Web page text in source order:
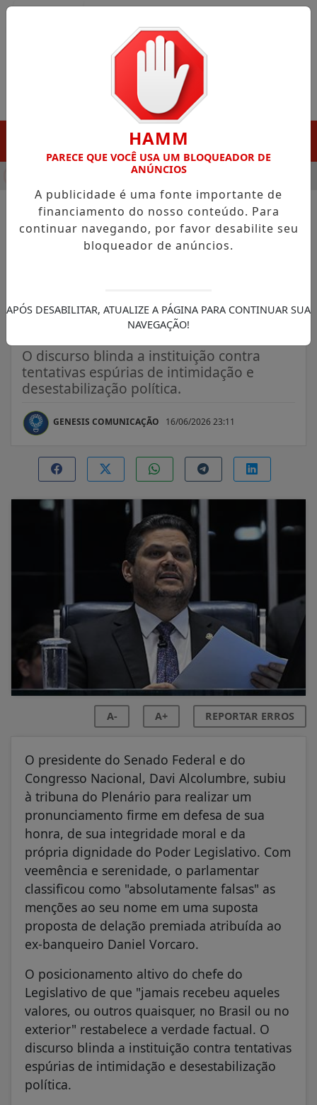
EM PORTO GRANDE COM ATUAÇÃO VOLTADA
NOTÍCIAS/SENADOR DAVI ALCOLUMBRE
Alcolumbre rechaça
integridade no comando do
O discurso blinda a instituição contra
tentativas espúrias de intimidação e
desestabilização política.
GENESIS COMUNICAÇÃO 16/06/2026 23:11
A- A+ REPORTAR ERROS
O presidente do Senado Federal e do
Congresso Nacional, Davi Alcolumbre, subiu
à tribuna do Plenário para realizar um
pronunciamento firme em defesa de sua
honra, de sua integridade moral e da
própria dignidade do Poder Legislativo. Com
veemência e serenidade, o parlamentar
classificou como "absolutamente falsas" as
menções ao seu nome em uma suposta
proposta de delação premiada atribuída ao
ex-banqueiro Daniel Vorcaro.
O posicionamento altivo do chefe do
Legislativo de que "jamais recebeu aqueles
valores, ou outros quaisquer, no Brasil ou no
exterior" restabelece a verdade factual. O
discurso blinda a instituição contra tentativas
espúrias de intimidação e desestabilização
política.
HAMM
PARECE QUE VOCÊ USA UM BLOQUEADOR DE
ANÚNCIOS
A publicidade é uma fonte importante de
financiamento do nosso conteúdo. Para
continuar navegando, por favor desabilite seu
bloqueador de anúncios.
APÓS DESABILITAR, ATUALIZE A PÁGINA PARA CONTINUAR SUA
NAVEGAÇÃO!